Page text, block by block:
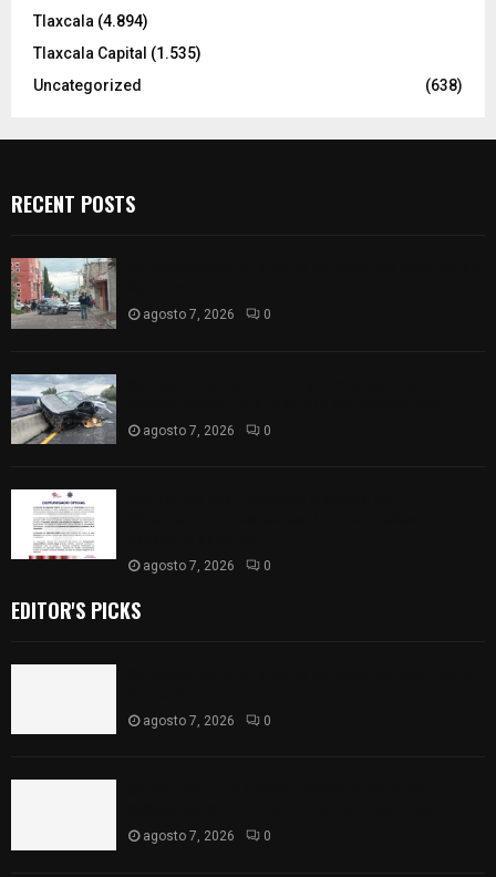
Tlaxcala (4.894)
Tlaxcala Capital (1.535)
Uncategorized
(638)
RECENT POSTS
agosto 7, 2026 0
agosto 7, 2026 0
agosto 7, 2026 0
EDITOR'S PICKS
agosto 7, 2026 0
agosto 7, 2026 0